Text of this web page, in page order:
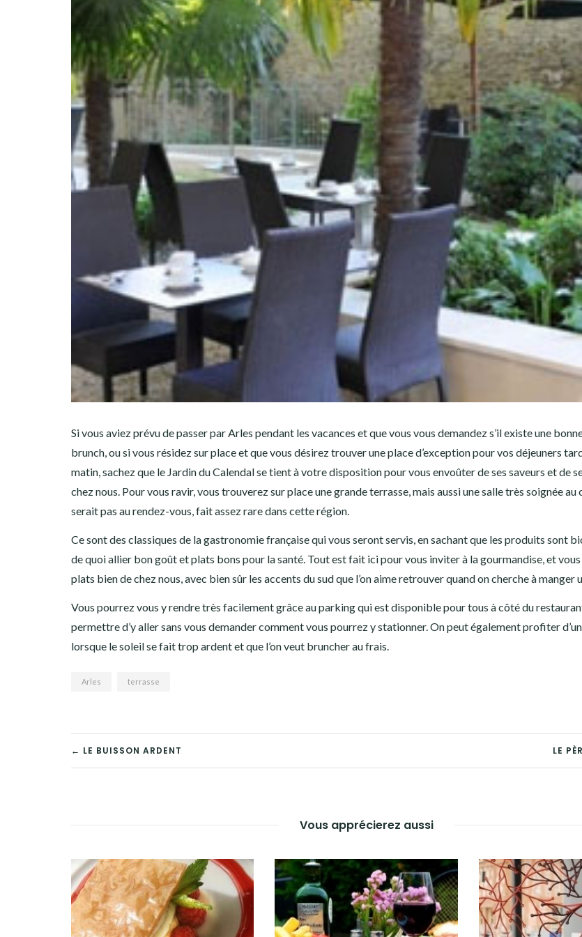
Si vous aviez prévu de passer par Arles pendant les vacances et que vous vous demandez s’il existe une
brunch, ou si vous résidez sur place et que vous désirez trouver une place d’exception pour vos déjeuners
matin, sachez que le Jardin du Calendal se tient à votre disposition pour vous envoûter de ses saveurs et de
chez nous. Pour vous ravir, vous trouverez sur place une grande terrasse, mais aussi une salle très soignée au
serait pas au rendez-vous, fait assez rare dans cette région.
Ce sont des classiques de la gastronomie française qui vous seront servis, en sachant que les produits sont
de quoi allier bon goût et plats bons pour la santé. Tout est fait ici pour vous inviter à la gourmandise, et
plats bien de chez nous, avec bien sûr les accents du sud que l’on aime retrouver quand on cherche à manger
Vous pourrez vous y rendre très facilement grâce au parking qui est disponible pour tous à côté du
permettre d’y aller sans vous demander comment vous pourrez y stationner. On peut également profiter
lorsque le soleil se fait trop ardent et que l’on veut bruncher au frais.
Arles terrasse
NAVIGATION
← LE BUISSON ARDENT LE
Vous apprécierez aussi